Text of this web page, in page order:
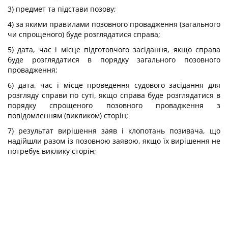
3) предмет та підстави позову;
4) за якими правилами позовного провадження (загального
чи спрощеного) буде розглядатися справа;
5) дата, час і місце підготовчого засідання, якщо справа
буде розглядатися в порядку загального позовного
провадження;
6) дата, час і місце проведення судового засідання для
розгляду справи по суті, якщо справа буде розглядатися в
порядку спрощеного позовного провадження з
повідомленням (викликом) сторін;
7) результат вирішення заяв і клопотань позивача, що
надійшли разом із позовною заявою, якщо їх вирішення не
потребує виклику сторін;